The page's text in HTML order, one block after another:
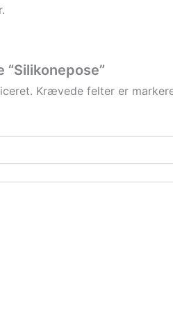
Krævede felter er